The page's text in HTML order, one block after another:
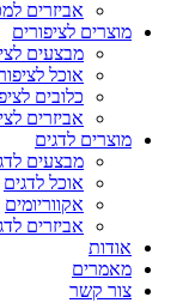
אביזרים
מוצרים לציפורים
מבצעים
אוכל
כלובים
אביזרים
מוצרים לדגים
מבצעים
אוכל לדגים
אקווריומים
אביזרים
אודות
מאמרים
צור קשר